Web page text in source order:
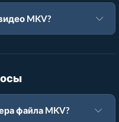
MKV?
файла MKV?